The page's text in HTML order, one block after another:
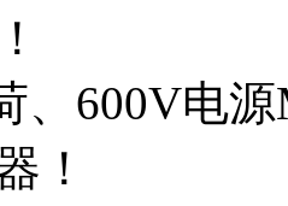
、600V电
！